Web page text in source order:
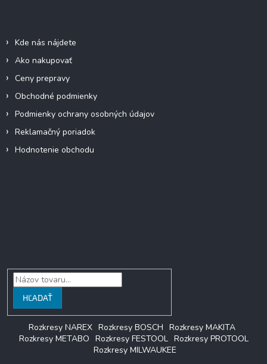
Kde nás nájdete
Ako nakupovať
Ceny prepravy
Obchodné podmienky
Podmienky ochrany osobných údajov
Reklamačný poriadok
Hodnotenie obchodu
HĽADAŤ
Rozkresy NAREX Rozkresy BOSCH Rozkresy MAKITA
Rozkresy METABO Rozkresy FESTOOL Rozkresy PROTOOL
Rozkresy MILWAUKEE